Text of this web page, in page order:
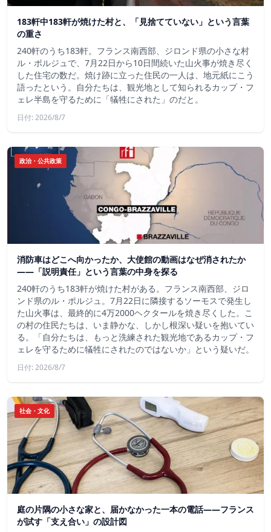
183軒中183軒が焼けた村と、「見捨てていない」という言葉
の重さ
240軒のうち183軒。フランス南西部、ジロンド県の小さな村
ル・ポルジュで、7月22日から10日間続いた山火事が焼き尽く
した住宅の数だ。焼け跡に立った住民の一人は、地元紙にこう
語ったという。自分たちは、観光地として知られるカップ・フ
ェレ半島を守るために「犠牲にされた」のだと。
日付: 2026/8/7
政治・公共政策
消防車はどこへ向かったか、大使館の動画はなぜ消されたか
——「説明責任」という言葉の中身を探る
240軒のうち183軒が焼けた村がある。フランス南西部、ジロ
ンド県のル・ポルジュ。7月22日に隣接するソーモスで発生し
た山火事は、最終的に4万2000ヘクタールを焼き尽くした。こ
の村の住民たちは、いま静かな、しかし根深い疑いを抱いてい
る。「自分たちは、もっと洗練された観光地であるカップ・フ
ェレを守るために犠牲にされたのではないか」という疑いだ。
日付: 2026/8/7
社会・文化
庭の片隅の小さな家と、届かなかった一本の電話——フランス
が試す「支え合い」の設計図